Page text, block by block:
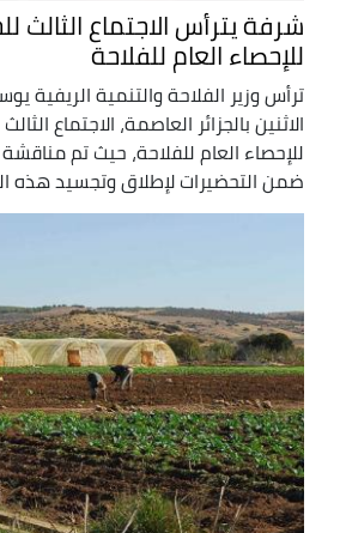
شرفة يترأس الاجتماع الثالث
للإحصاء العام للفلاحة
ترأس وزير الفلاحة والتنمية الريفية
الاثنين بالجزائر العاصمة، الاجتماع
للإحصاء العام للفلاحة، حيث تم
ضمن التحضيرات لإطلاق وتجسيد هذه